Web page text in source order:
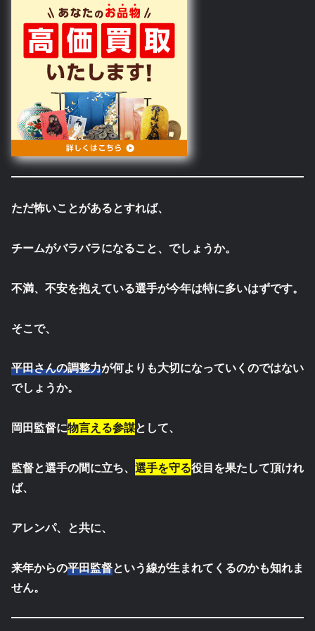
ただ怖いことがあるとすれば、
チームがバラバラになること、でしょうか。
不満、不安を抱えている選手が今年は特に多いはずです。
そこで、
平田さんの調整力が何よりも大切になっていくのではない
でしょうか。
岡田監督に物言える参謀として、
監督と選手の間に立ち、 選手を守る役目を果たして頂けれ
ば、
アレンパ、と共に、
来年からの平田監督という線が生まれてくるのかも知れま
せん。